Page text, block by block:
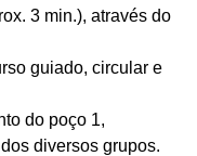
3 min.), através do
guiado, circular e
do poço 1,
diversos grupos.